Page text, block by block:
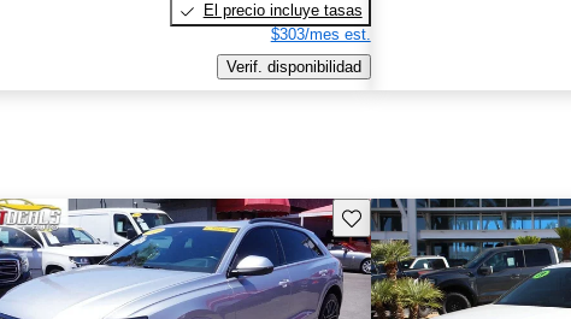
El precio incluye tasas
$303/mes est.
Verif. disponibilidad
Guarda este Aviso